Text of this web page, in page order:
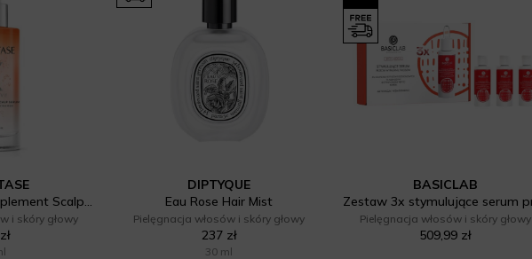
Nutritive Nutri-Supplement Scalp Serum
i skóry głowy
DIPTYQUE
Eau Rose Hair Mist
Pielęgnacja włosów i skóry głowy
237 zł
30 ml
BASICLAB
Pielęgnacja włosów i skóry głowy
509,99 zł